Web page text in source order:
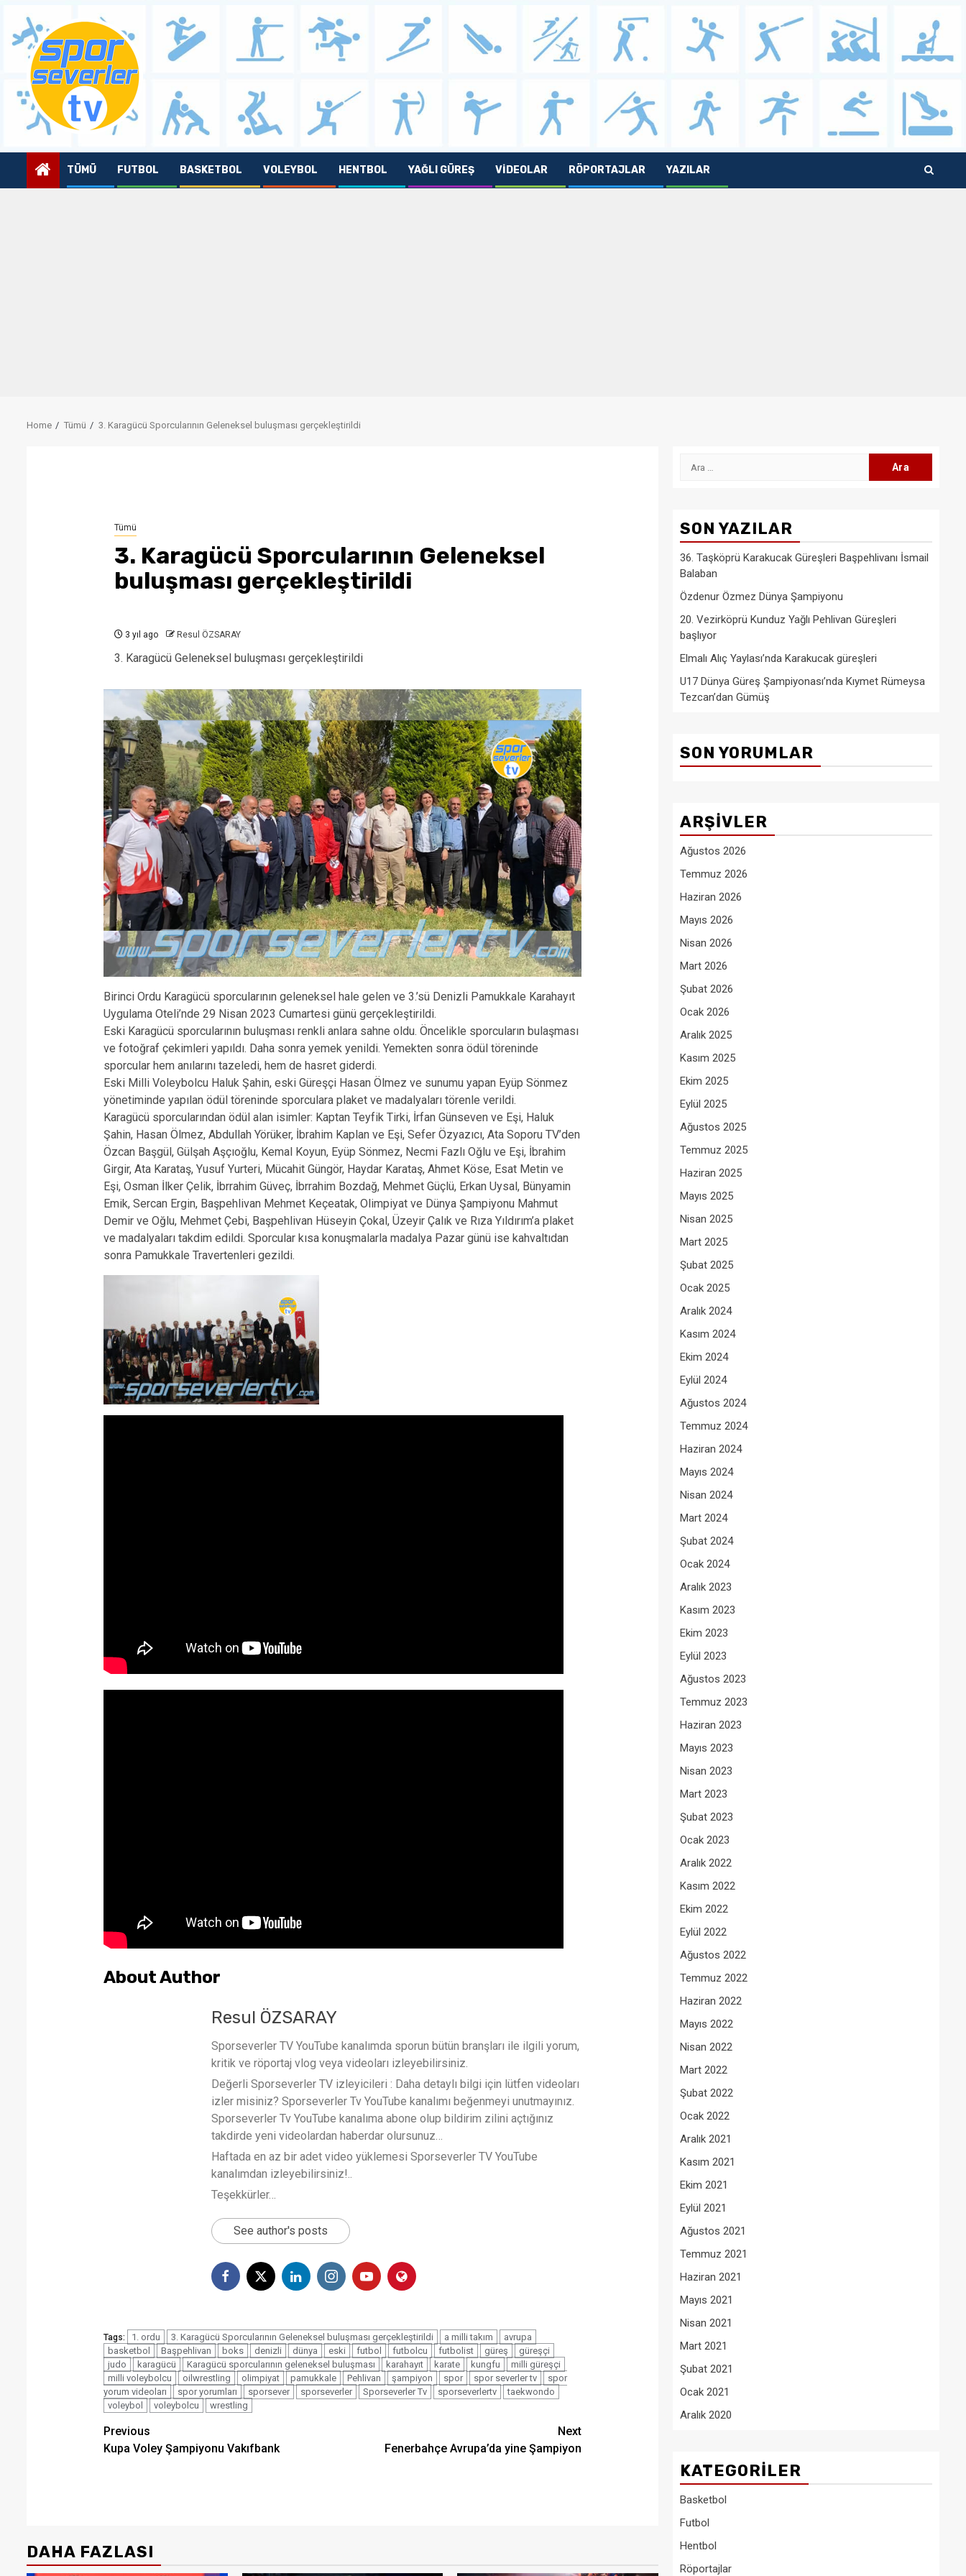
content
TÜMÜ FUTBOL BASKETBOL VOLEYBOL HENTBOL YAĞLI GÜREŞ VIDEOLAR RÖPORTAJLAR YAZILAR
Home Tümü 3. Karagücü Sporcularının Geleneksel buluşması gerçekleştirildi
Tümü
3. Karagücü Sporcularının Geleneksel
buluşması gerçekleştirildi
3 yıl ago Resul ÖZSARAY
3. Karagücü Geleneksel buluşması gerçekleştirildi
Birinci Ordu Karagücü sporcularının geleneksel hale gelen ve 3.’sü Denizli Pamukkale Karahayıt
Uygulama Oteli’nde 29 Nisan 2023 Cumartesi günü gerçekleştirildi.
Eski Karagücü sporcularının buluşması renkli anlara sahne oldu. Öncelikle sporcuların bulaşması
ve fotoğraf çekimleri yapıldı. Daha sonra yemek yenildi. Yemekten sonra ödül töreninde
sporcular hem anılarını tazeledi, hem de hasret giderdi.
Eski Milli Voleybolcu Haluk Şahin, eski Güreşçi Hasan Ölmez ve sunumu yapan Eyüp Sönmez
yönetiminde yapılan ödül töreninde sporculara plaket ve madalyaları törenle verildi.
Karagücü sporcularından ödül alan isimler: Kaptan Teyfik Tirki, İrfan Günseven ve Eşi, Haluk
Şahin, Hasan Ölmez, Abdullah Yörüker, İbrahim Kaplan ve Eşi, Sefer Özyazıcı, Ata Soporu TV’den
Özcan Başgül, Gülşah Aşçıoğlu, Kemal Koyun, Eyüp Sönmez, Necmi Fazlı Oğlu ve Eşi, İbrahim
Girgir, Ata Karataş, Yusuf Yurteri, Mücahit Güngör, Haydar Karataş, Ahmet Köse, Esat Metin ve
Eşi, Osman İlker Çelik, İbrrahim Güveç, İbrrahim Bozdağ, Mehmet Güçlü, Erkan Uysal, Bünyamin
Emik, Sercan Ergin, Başpehlivan Mehmet Keçeatak, Olimpiyat ve Dünya Şampiyonu Mahmut
Demir ve Oğlu, Mehmet Çebi, Başpehlivan Hüseyin Çokal, Üzeyir Çalık ve Rıza Yıldırım’a plaket
ve madalyaları takdim edildi. Sporcular kısa konuşmalarla madalya Pazar günü ise kahvaltıdan
sonra Pamukkale Travertenleri gezildi.
About Author
Resul ÖZSARAY
Sporseverler TV YouTube kanalımda sporun bütün branşları ile ilgili yorum,
kritik ve röportaj vlog veya videoları izleyebilirsiniz.
Değerli Sporseverler TV izleyicileri : Daha detaylı bilgi için lütfen videoları
izler misiniz? Sporseverler Tv YouTube kanalımı beğenmeyi unutmayınız.
Sporseverler Tv YouTube kanalıma abone olup bildirim zilini açtığınız
takdirde yeni videolardan haberdar olursunuz…
Haftada en az bir adet video yüklemesi Sporseverler TV YouTube
kanalımdan izleyebilirsiniz!..
Teşekkürler…
See author's posts
Tags: 1. ordu 3. Karagücü Sporcularının Geleneksel buluşması gerçekleştirildi a milli takım
avrupa
basketbol
Başpehlivan boks denizli dünya eski futbol futbolcu futbolist güreş
güreşçi
judo
karagücü Karagücü sporcularının geleneksel buluşması karahayıt karate kungfu
milli güreşçi
milli voleybolcu
oilwrestling olimpiyat pamukkale Pehlivan şampiyon spor spor severler tv
spor
yorum videoları
spor yorumları sporsever sporseverler Sporseverler Tv sporseverlertv
taekwondo
voleybol
voleybolcu wrestling
Post
navigation
Previous
Kupa Voley Şampiyonu Vakıfbank
Next
Fenerbahçe Avrupa’da yine Şampiyon
DAHA FAZLASI
Arama:
SON YAZILAR
36. Taşköprü Karakucak Güreşleri Başpehlivanı İsmail
Balaban
Özdenur Özmez Dünya Şampiyonu
20. Vezirköprü Kunduz Yağlı Pehlivan Güreşleri
başlıyor
Elmalı Alıç Yaylası’nda Karakucak güreşleri
U17 Dünya Güreş Şampiyonası’nda Kıymet Rümeysa
Tezcan’dan Gümüş
SON YORUMLAR
ARŞIVLER
Ağustos 2026
Temmuz 2026
Haziran 2026
Mayıs 2026
Nisan 2026
Mart 2026
Şubat 2026
Ocak 2026
Aralık 2025
Kasım 2025
Ekim 2025
Eylül 2025
Ağustos 2025
Temmuz 2025
Haziran 2025
Mayıs 2025
Nisan 2025
Mart 2025
Şubat 2025
Ocak 2025
Aralık 2024
Kasım 2024
Ekim 2024
Eylül 2024
Ağustos 2024
Temmuz 2024
Haziran 2024
Mayıs 2024
Nisan 2024
Mart 2024
Şubat 2024
Ocak 2024
Aralık 2023
Kasım 2023
Ekim 2023
Eylül 2023
Ağustos 2023
Temmuz 2023
Haziran 2023
Mayıs 2023
Nisan 2023
Mart 2023
Şubat 2023
Ocak 2023
Aralık 2022
Kasım 2022
Ekim 2022
Eylül 2022
Ağustos 2022
Temmuz 2022
Haziran 2022
Mayıs 2022
Nisan 2022
Mart 2022
Şubat 2022
Ocak 2022
Aralık 2021
Kasım 2021
Ekim 2021
Eylül 2021
Ağustos 2021
Temmuz 2021
Haziran 2021
Mayıs 2021
Nisan 2021
Mart 2021
Şubat 2021
Ocak 2021
Aralık 2020
KATEGORILER
Basketbol
Futbol
Hentbol
Röportajlar